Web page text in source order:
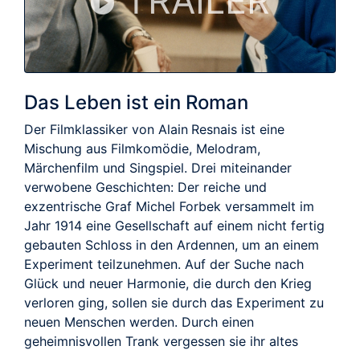
Das Leben ist ein Roman
Der Filmklassiker von Alain Resnais ist eine
Mischung aus Filmkomödie, Melodram,
Märchenfilm und Singspiel. Drei miteinander
verwobene Geschichten: Der reiche und
exzentrische Graf Michel Forbek versammelt im
Jahr 1914 eine Gesellschaft auf einem nicht fertig
gebauten Schloss in den Ardennen, um an einem
Experiment teilzunehmen. Auf der Suche nach
Glück und neuer Harmonie, die durch den Krieg
verloren ging, sollen sie durch das Experiment zu
neuen Menschen werden. Durch einen
geheimnisvollen Trank vergessen sie ihr altes